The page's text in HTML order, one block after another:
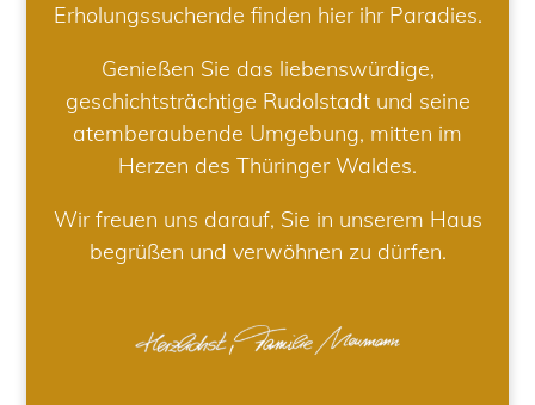
Erholungssuchende finden hier ihr Paradies.
Genießen Sie das liebenswürdige,
geschichtsträchtige Rudolstadt und seine
atemberaubende Umgebung, mitten im
Herzen des Thüringer Waldes.
Wir freuen uns darauf, Sie in unserem Haus
begrüßen und verwöhnen zu dürfen.